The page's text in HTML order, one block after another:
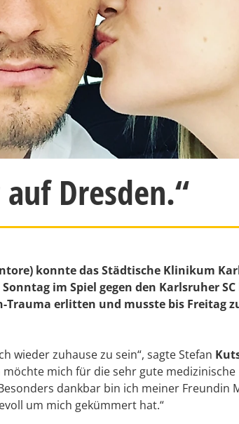
Dresden.“
konnte das Städtische Klinikum
im Spiel gegen den Karlsruher
erlitten und musste bis Freitag
wieder zuhause zu sein“, sagte Stefan
mich für die sehr gute
dankbar bin ich meiner Freundin
um mich gekümmert hat.“